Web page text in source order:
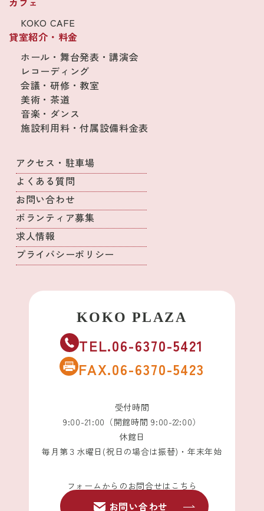
KOKO CAFE
貸室紹介・料金
ホール・舞台発表・講演会
レコーディング
会議・研修・教室
美術・茶道
音楽・ダンス
施設利用料・付属設備料金表
アクセス・駐車場
よくある質問
お問い合わせ
ボランティア募集
求人情報
プライバシーポリシー
TEL.06-6370-5421
FAX.06-6370-5423
受付時間
9:00-21:00（開館時間 9:00-22:00）
休館日
毎月第３水曜日(祝日の場合は振替)・年末年始
フォームからのお問合せはこちら
お問い合わせ